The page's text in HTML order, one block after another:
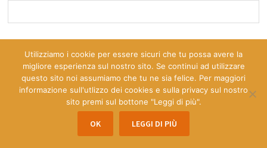
Utilizziamo i cookie per essere sicuri che tu possa avere la
migliore esperienza sul nostro sito. Se continui ad utilizzare
questo sito noi assumiamo che tu ne sia felice. Per maggiori
informazione sull'utlizzo dei cookies e sulla privacy sul nostro
sito premi sul bottone "Leggi di più".
OK LEGGI DI PIÙ